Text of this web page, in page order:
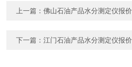
上一篇：佛山石油产品水分测定仪报价
下一篇：江门石油产品水分测定仪报价